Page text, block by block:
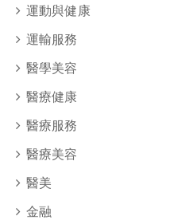
運動與健康
運輸服務
醫學美容
醫療健康
醫療服務
醫療美容
醫美
金融